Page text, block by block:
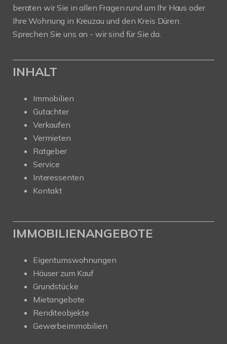
beraten wir Sie in allen Fragen rund um Ihr Haus oder
Ihre Wohnung in Kreuzau und den Kreis Düren.
Sprechen Sie uns an - wir sind für Sie da.
INHALT
Immobilien
Gutachter
Verkaufen
Vermieten
Ratgeber
Service
Interessenten
Kontakt
IMMOBILIENANGEBOTE
Eigentumswohnungen
Häuser zum Kauf
Grundstücke
Mietangebote
Renditeobjekte
Gewerbeimmobilien